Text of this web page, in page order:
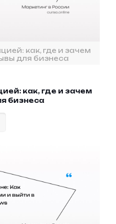
как, где и зачем
для бизнеса
как, где и зачем
бизнеса